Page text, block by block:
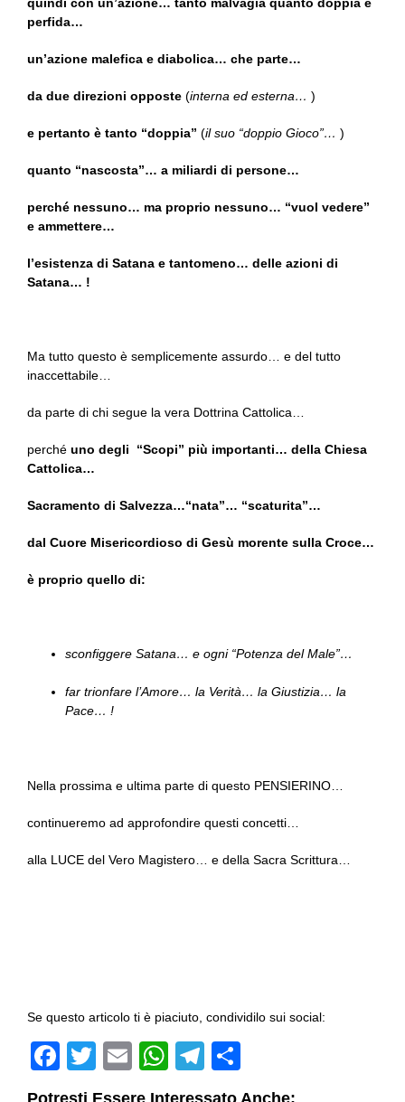
perfida…
un’azione malefica e diabolica… che parte…
da due direzioni opposte (interna ed esterna… )
e pertanto è tanto “doppia” (il suo “doppio Gioco”… )
quanto “nascosta”… a miliardi di persone…
perché nessuno… ma proprio nessuno… “vuol vedere”
e ammettere…
l’esistenza di Satana e tantomeno… delle azioni di
Satana… !
Ma tutto questo è semplicemente assurdo… e del tutto
inaccettabile…
da parte di chi segue la vera Dottrina Cattolica…
perché uno degli “Scopi” più importanti… della Chiesa
Cattolica…
Sacramento di Salvezza…“nata”… “scaturita”…
dal Cuore Misericordioso di Gesù morente sulla Croce…
è proprio quello di:
sconfiggere Satana… e ogni “Potenza del Male”…
far trionfare l’Amore… la Verità… la Giustizia… la
Pace… !
Nella prossima e ultima parte di questo PENSIERINO…
continueremo ad approfondire questi concetti…
alla LUCE del Vero Magistero… e della Sacra Scrittura…
Se questo articolo ti è piaciuto, condividilo sui social:
F
T
wi
E
m
W
T
el o